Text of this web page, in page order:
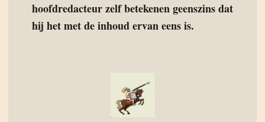
hoofdredacteur zelf betekenen geenszins dat
hij het met de inhoud ervan eens is.